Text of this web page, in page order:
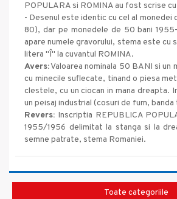
POPULARA si ROMINA au fost scrise
- Desenul este identic cu cel al monedei
80), dar pe monedele de 50 bani
apare numele gravorului, stema este cu
litera "Î" la cuvantul ROMINA.
Avers:Valoarea nominala 50 BANI si un
cu minecile suflecate, tinand o piesa
clestele, cu un ciocan in mana dreapta.
un peisaj industrial (cosuri de fum,
Revers: Inscriptia REPUBLICA
1955/1956 delimitat la stanga si la
semne patrate, stema Romaniei.
Toate categoriile